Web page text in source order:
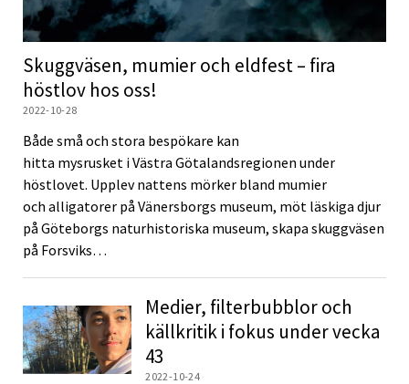
Skuggväsen, mumier och eldfest – fira
höstlov hos oss!
2022-10-28
Både små och stora bespökare kan
hitta mysrusket i Västra Götalandsregionen under
höstlovet. Upplev nattens mörker bland mumier
och alligatorer på Vänersborgs museum, möt läskiga djur
på Göteborgs naturhistoriska museum, skapa skuggväsen
på Forsviks…
Medier, filterbubblor och
källkritik i fokus under vecka
43
2022-10-24